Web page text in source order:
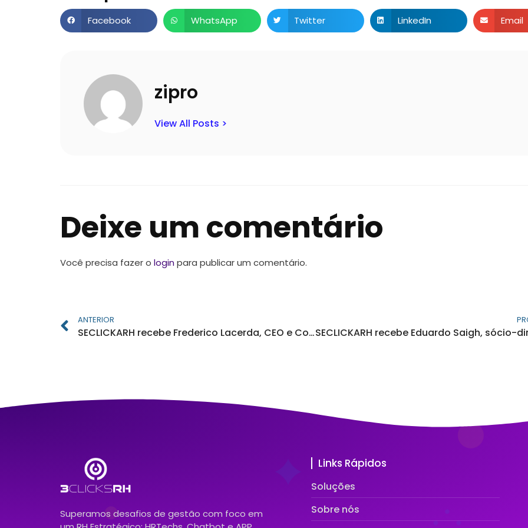
Facebook WhatsApp Twitter LinkedIn Email
zipro
View All Posts >
Deixe um comentário
Você precisa fazer o loginpara publicar um comentário.
ANTERIOR
SECLICKARH recebe Frederico Lacerda, CEO e Co-Fundador da PinPeople
Superamos desafios de gestão com foco em
Links Rápidos
Soluções
Sobre nós